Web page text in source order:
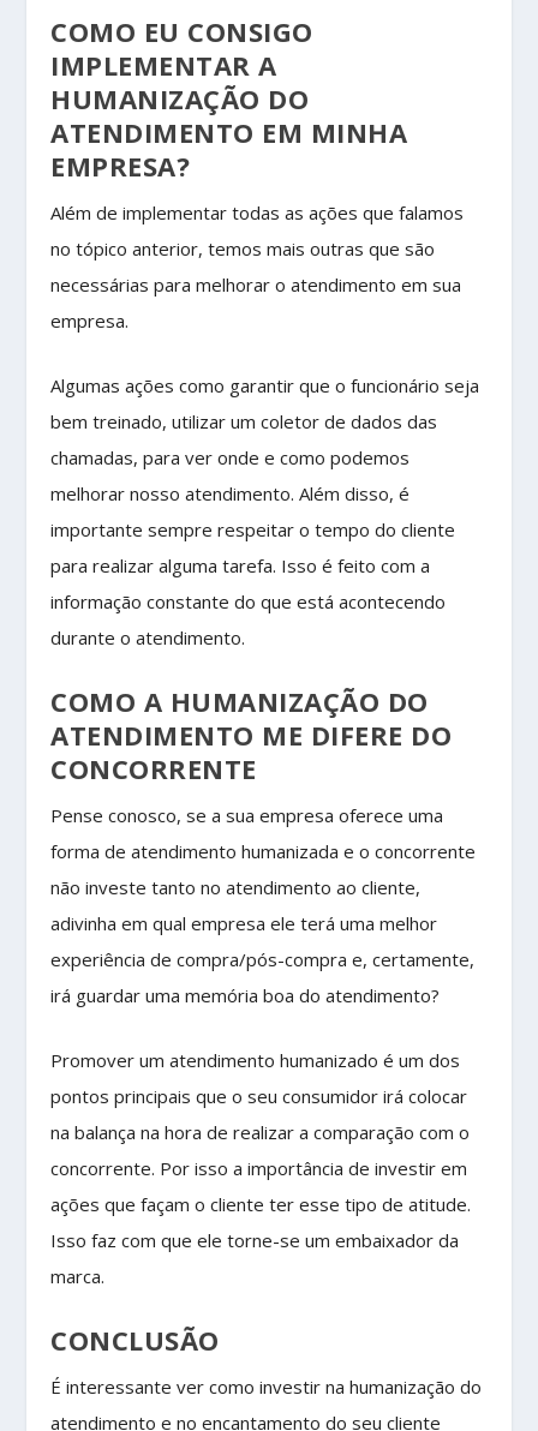
COMO EU CONSIGO
IMPLEMENTAR A
HUMANIZAÇÃO DO
ATENDIMENTO EM MINHA
EMPRESA?
Além de implementar todas as ações que falamos
no tópico anterior, temos mais outras que são
necessárias para melhorar o atendimento em sua
empresa.
Algumas ações como garantir que o funcionário seja
bem treinado, utilizar um coletor de dados das
chamadas, para ver onde e como podemos
melhorar nosso atendimento. Além disso, é
importante sempre respeitar o tempo do cliente
para realizar alguma tarefa. Isso é feito com a
informação constante do que está acontecendo
durante o atendimento.
COMO A HUMANIZAÇÃO DO
ATENDIMENTO ME DIFERE DO
CONCORRENTE
Pense conosco, se a sua empresa oferece uma
forma de atendimento humanizada e o concorrente
não investe tanto no atendimento ao cliente,
adivinha em qual empresa ele terá uma melhor
experiência de compra/pós-compra e, certamente,
irá guardar uma memória boa do atendimento?
Promover um atendimento humanizado é um dos
pontos principais que o seu consumidor irá colocar
na balança na hora de realizar a comparação com o
concorrente. Por isso a importância de investir em
ações que façam o cliente ter esse tipo de atitude.
Isso faz com que ele torne-se um embaixador da
marca.
CONCLUSÃO
É interessante ver como investir na humanização do
atendimento e no encantamento do seu cliente